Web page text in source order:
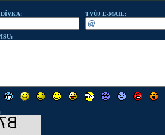
TVŮJ E-MAIL: